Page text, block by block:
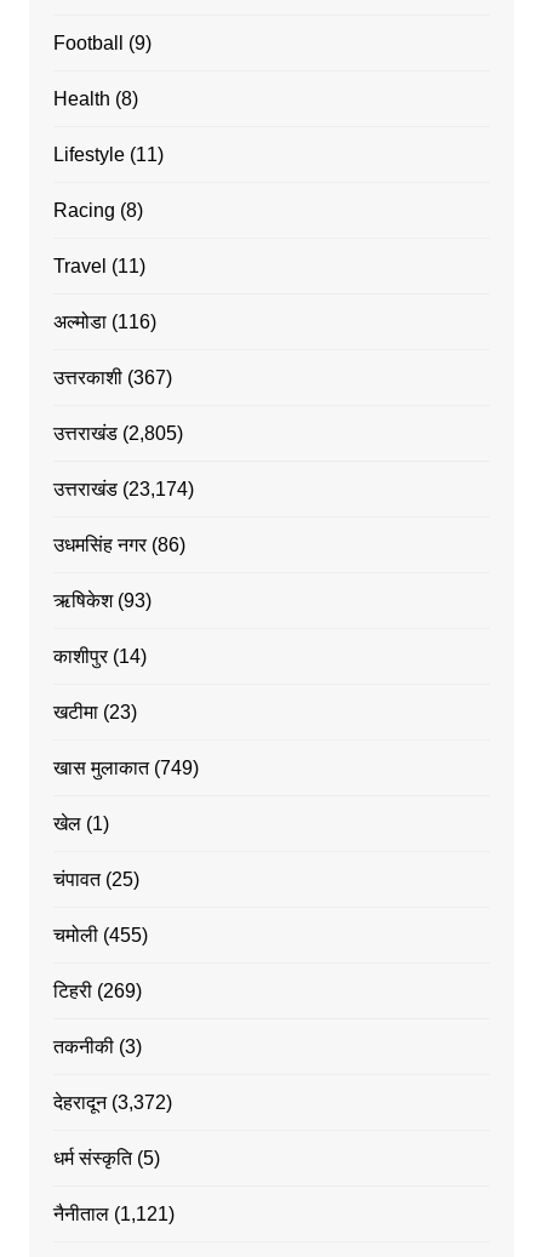
Football (9)
Health (8)
Lifestyle(11)
Racing (8)
Travel (11)
अल्मोडा(116)
उत्तरकाशी(367)
उत्तराखंड(2,805)
उत्तराखंड(23,174)
उधमसिंह नगर(86)
ऋषिकेश(93)
काशीपुर(14)
खटीमा(23)
खास मुलाकात(749)
खेल(1)
चंपावत(25)
चमोली(455)
टिहरी(269)
तकनीकी(3)
देहरादून(3,372)
धर्म संस्कृति(5)
नैनीताल(1,121)